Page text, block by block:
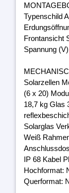
Typenschild
Frontansicht
Spannung (V)
Solarzellen
(6 x 20)
18,7 kg Glas
Solarglas
Weiß
IP 68 Kabel
Hochformat:
Querformat: